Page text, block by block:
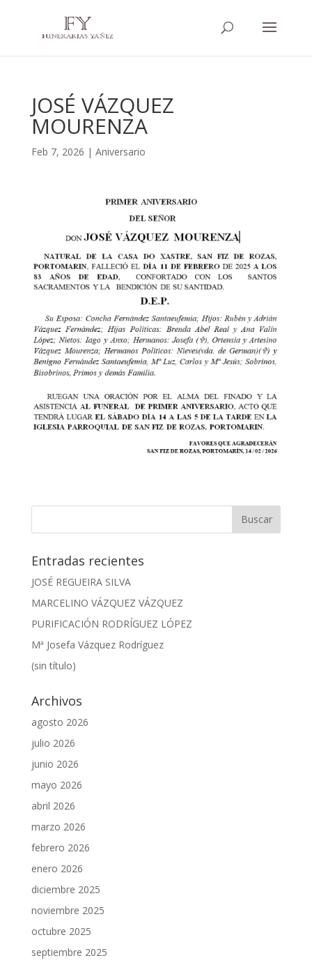
JOSÉ VÁZQUEZ
MOURENZA
Feb 7, 2026 | Aniversario
Entradas recientes
JOSÉ REGUEIRA SILVA
MARCELINO VÁZQUEZ VÁZQUEZ
PURIFICACIÓN RODRÍGUEZ LÓPEZ
Mª Josefa Vázquez Rodríguez
(sin título)
Archivos
agosto 2026
julio 2026
junio 2026
mayo 2026
abril 2026
marzo 2026
febrero 2026
enero 2026
diciembre 2025
noviembre 2025
octubre 2025
septiembre 2025